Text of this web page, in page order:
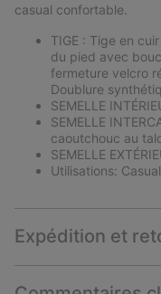
casual confortable.
TIGE : Tige en
du pied avec
fermeture velcro
Doublure
SEMELLE
SEMELLE
caoutchouc au
SEMELLE
Utilisations: Casual
Expédition et